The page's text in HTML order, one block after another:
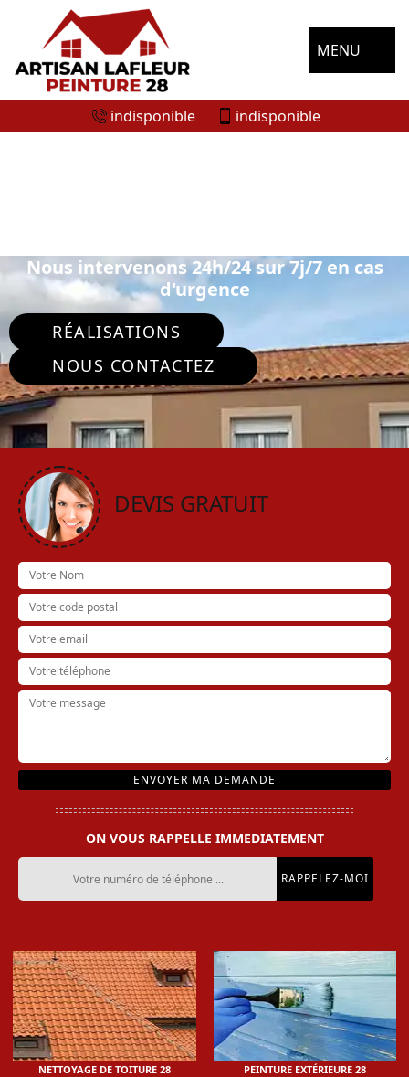
MENU
indisponible indisponible
Nous intervenons 24h/24 sur 7j/7 en cas
d'urgence
RÉALISATIONS
NOUS CONTACTEZ
DEVIS GRATUIT
ON VOUS RAPPELLE IMMEDIATEMENT
NETTOYAGE DE TOITURE 28 PEINTURE EXTÉRIEURE 28